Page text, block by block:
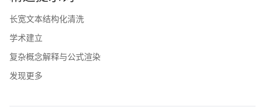
长宽文本结构化清洗
学术建立
复杂概念解释与公式渲染
发现更多